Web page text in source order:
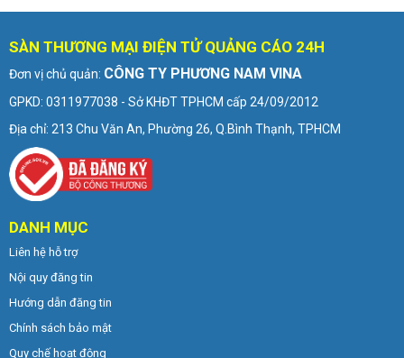
SÀN THƯƠNG MẠI ĐIỆN TỬ QUẢNG CÁO 24H
Đơn vị chủ quản: CÔNG TY PHƯƠNG NAM VINA
GPKD: 0311977038 - Sở KHĐT TPHCM cấp 24/09/2012
Địa chỉ: 213 Chu Văn An, Phường 26, Q.Bình Thạnh, TPHCM
DANH MỤC
Liên hệ hỗ trợ
Nội quy đăng tin
Hướng dẫn đăng tin
Chính sách bảo mật
Quy chế hoạt động